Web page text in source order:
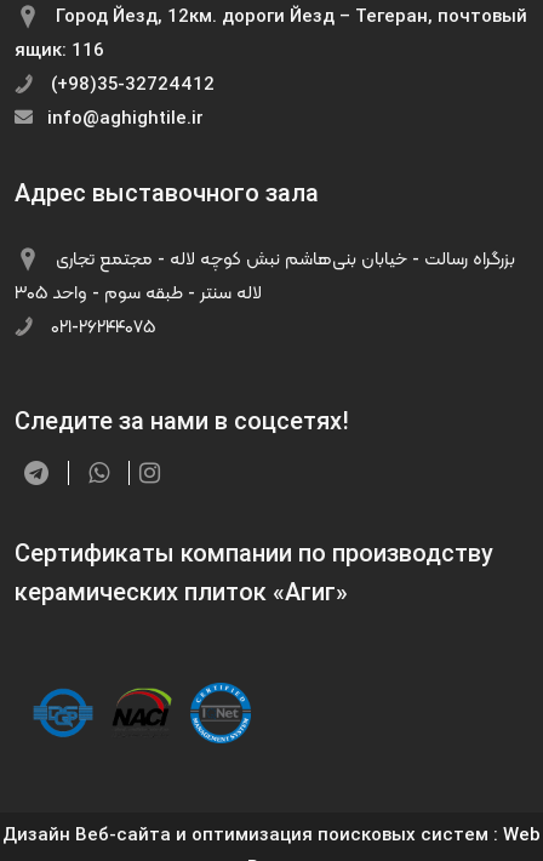
Город Йезд, 12км. дороги Йезд – Тегеран, почтовый
ящик: 116
(+98)35-32724412
info@aghightile.ir
Адрес выставочного зала
لاله سنتر - طبقه سوم - واحد ۳۰۵
۰۲۱-۲۶۲۴۴۰۷۵
Следите за нами в соцсетях!
Сертификаты компании по производству
керамических плиток «Агиг»
Дизайн Веб-сайта и оптимизация поисковых систем : Web